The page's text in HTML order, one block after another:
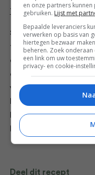
Topping
Smelt de cacao- en
temperatuur. Doe dit
cacao- en
een glad mengsel.
verspreid het
bioframbozen en zet
koelkast. That’s it.
bij elkaar harken van
Deel dit recept
en onze partners
gebruiken. Lijst met
Bepaalde leveranciers
verwerken op basis van
hiertegen bezwaar
beheren. Zoek
een link om uw
privacy- en cookie-